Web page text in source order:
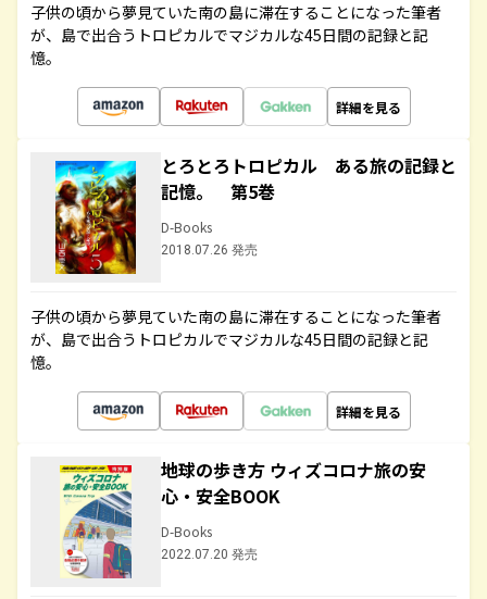
子供の頃から夢見ていた南の島に滞在することになった筆者
が、島で出合うトロピカルでマジカルな45日間の記録と記
憶。
詳細を見る
とろとろトロピカル ある旅の記録と
記憶。 第5巻
D-Books
2018.07.26 発売
子供の頃から夢見ていた南の島に滞在することになった筆者
が、島で出合うトロピカルでマジカルな45日間の記録と記
憶。
詳細を見る
地球の歩き方 ウィズコロナ旅の安
心・安全BOOK
D-Books
2022.07.20 発売